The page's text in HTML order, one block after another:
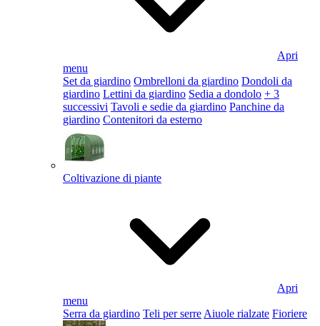
Apri
menu
Set da giardino Ombrelloni da giardino Dondoli da
giardino Lettini da giardino Sedia a dondolo + 3
successivi Tavoli e sedie da giardino Panchine da
giardino Contenitori da esterno
Coltivazione di piante
Apri
menu
Serra da giardino Teli per serre Aiuole rialzate Fioriere